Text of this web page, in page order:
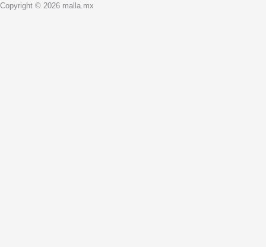
Copyright © 2026 malla.mx